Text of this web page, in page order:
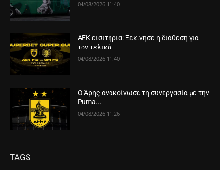
04/08/2026 11:40
ΑΕΚ εισιτήρια: Ξεκίνησε η διάθεση για
τον τελικό...
04/08/2026 11:40
Ο Άρης ανακοίνωσε τη συνεργασία με την
Puma...
04/08/2026 11:26
TAGS